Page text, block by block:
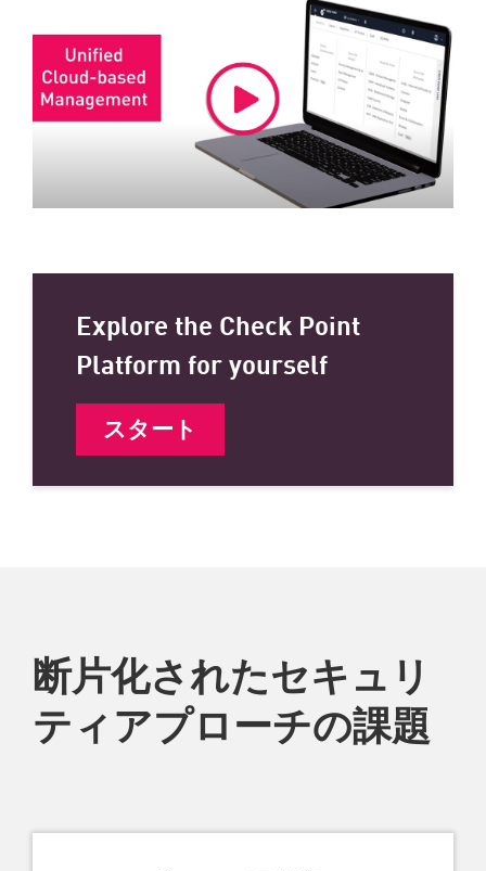
Explore the Check Point
Platform for yourself
スタート
断片化されたセキュリ
ティアプローチの課題